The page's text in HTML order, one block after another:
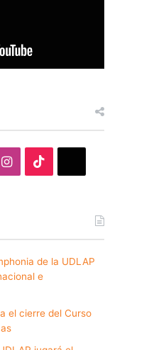
Instagram
de la UDLAP
e
el cierre del Curso